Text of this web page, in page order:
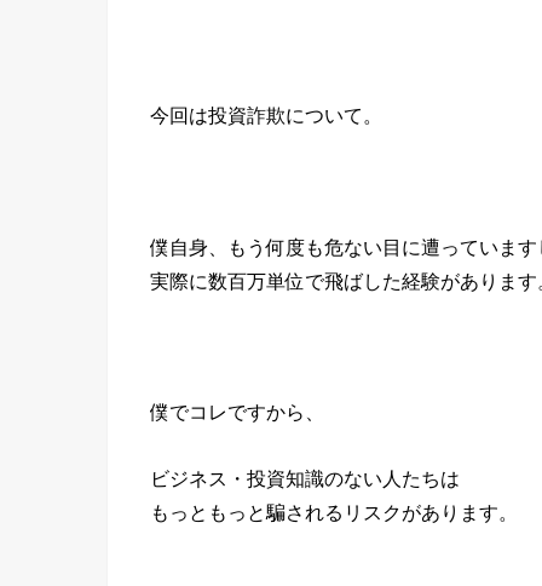
今回は投資詐欺について。
僕自身、もう何度も危ない目に遭っています
実際に数百万単位で飛ばした経験があります
僕でコレですから、
ビジネス・投資知識のない人たちは
もっともっと騙されるリスクがあります。